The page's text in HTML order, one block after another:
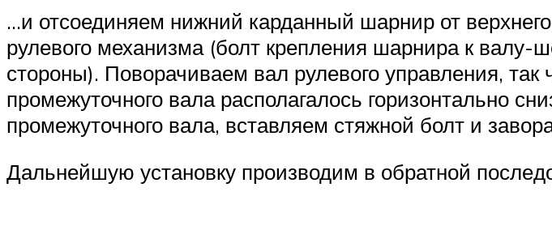
…и отсоединяем нижний кардан­ный шарнир от
рулевого механизма (болт крепления шарнира к валу-
стороны). Поворачи­ваем вал рулевого управления,
промежуточного вала располагалось горизонтально
промежуточного вала, вставляем стяжной болт и
Дальнейшую уста­новку производим в обратной